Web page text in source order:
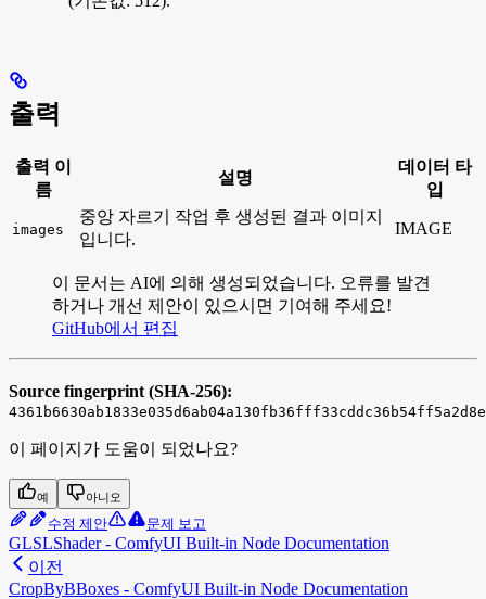
출력
출력 이
름
설명
데이터 타
입
images
중앙 자르기 작업 후 생성된 결과 이미지
입니다.
IMAGE
이 문서는 AI에 의해 생성되었습니다. 오류를 발견
하거나 개선 제안이 있으시면 기여해 주세요!
GitHub에서 편집
Source fingerprint (SHA-256):
이 페이지가 도움이 되었나요?
예 아니오
수정 제안 문제 보고
GLSLShader - ComfyUI Built-in Node Documentation
이전
CropByBBoxes - ComfyUI Built-in Node Documentation